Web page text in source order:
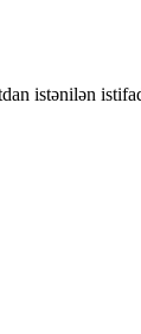
istənilən